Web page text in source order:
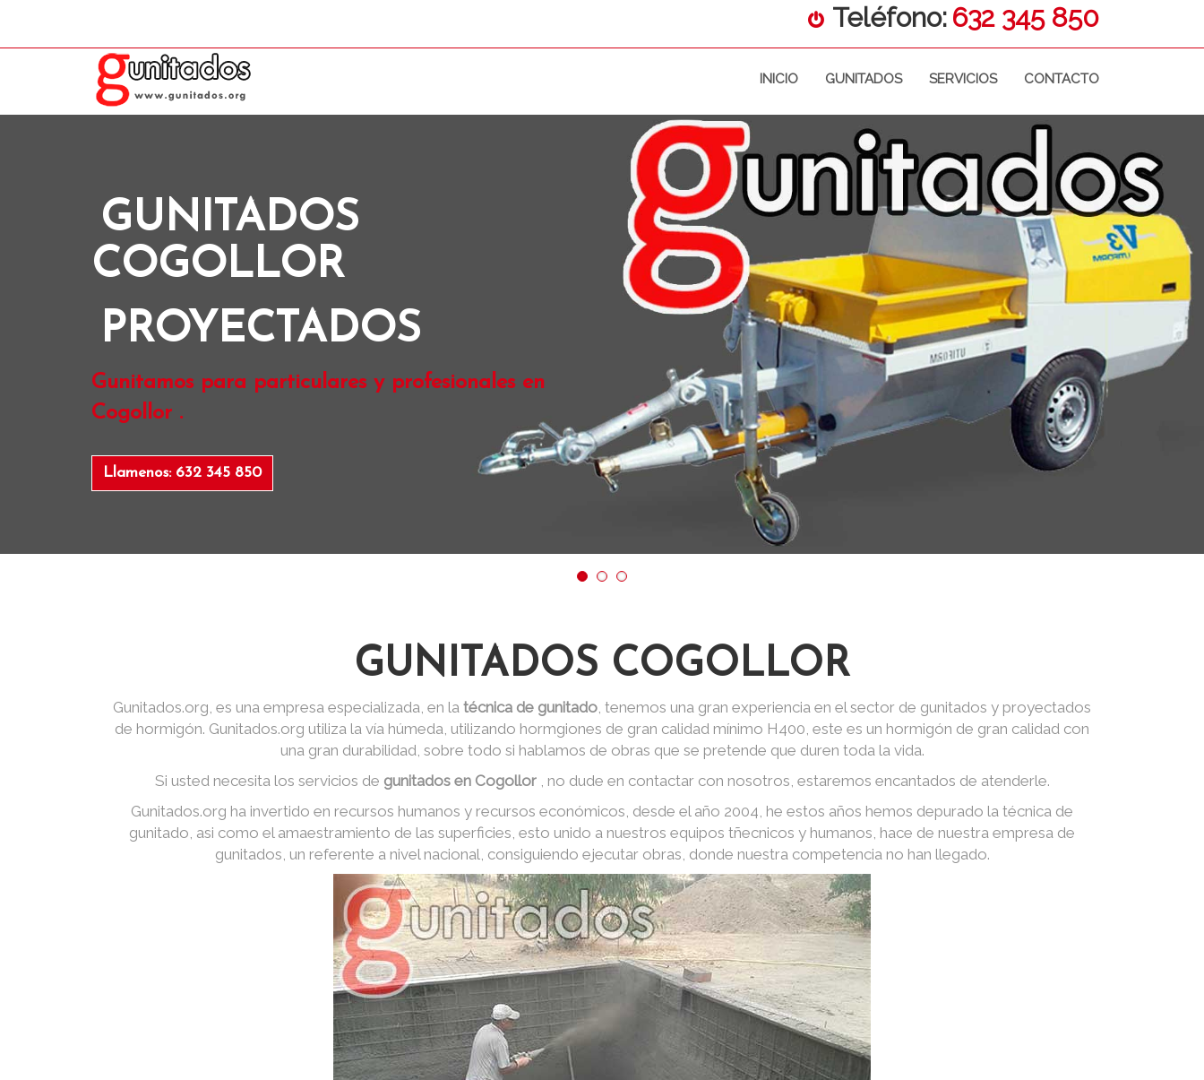
Teléfono: 632 345 850
INICIO GUNITADOS SERVICIOS CONTACTO
GUNITADOS
COGOLLOR
PROYECTADOS
Gunitamos para particulares y profesionales en
Cogollor .
Llamenos: 632 345 850
GUNITADOS COGOLLOR
Gunitados.org, es una empresa especializada, en la técnica de gunitado, tenemos una gran experiencia en el sector de gunitados y proyectados
de hormigón. Gunitados.org utiliza la vía húmeda, utilizando hormgiones de gran calidad mínimo H400, este es un hormigón de gran calidad con
una gran durabilidad, sobre todo si hablamos de obras que se pretende que duren toda la vida.
Si usted necesita los servicios de gunitados en Cogollor , no dude en contactar con nosotros, estaremos encantados de atenderle.
Gunitados.org ha invertido en recursos humanos y recursos económicos, desde el año 2004, he estos años hemos depurado la técnica de
gunitado, asi como el amaestramiento de las superficies, esto unido a nuestros equipos tñecnicos y humanos, hace de nuestra empresa de
gunitados, un referente a nivel nacional, consiguiendo ejecutar obras, donde nuestra competencia no han llegado.